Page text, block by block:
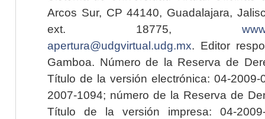
Arcos Sur, CP 44140, Guadalajara,
ext. 18775,
apertura@udgvirtual.udg.mx. Editor
Gamboa. Número de la Reserva de
Título de la versión electrónica: 04-2009-
2007-1094; número de la Reserva de
Título de la versión impresa: 04-2009-